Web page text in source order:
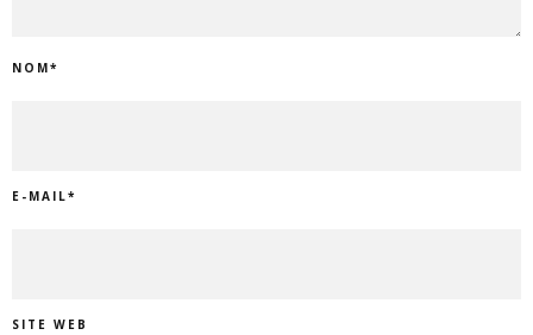
NOM*
E-MAIL*
SITE WEB